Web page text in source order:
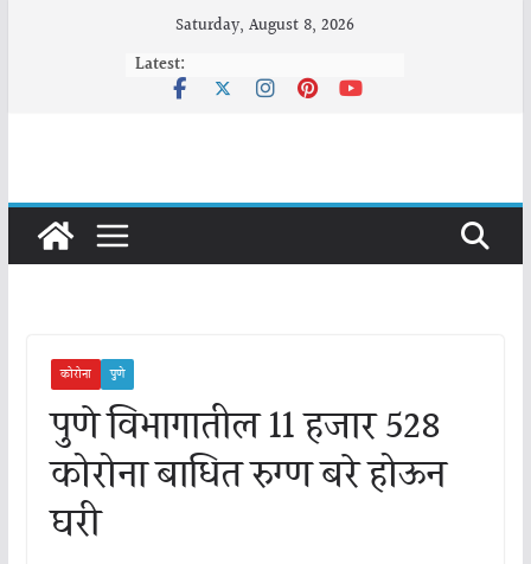
Saturday, August 8, 2026
Latest:
कोरोना पुणे
पुणे विभागातील 11 हजार 528
कोरोना बाधित रुग्ण बरे होऊन
घरी